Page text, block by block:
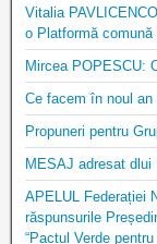
Vitalia
o Platformă comună
Mircea POPESCU:
Ce facem în noul an
Propuneri pentru
MESAJ adresat dlui
APELUL Federației
răspunsurile
“Pactul Verde pentru